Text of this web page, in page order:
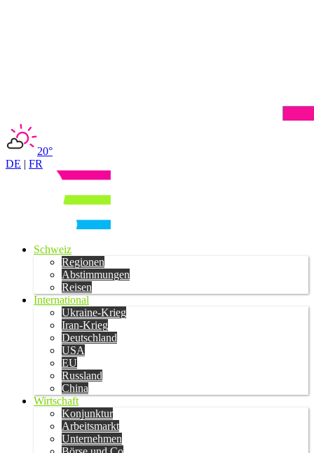
20°
DE | FR
Schweiz
Regionen
Abstimmungen
Reisen
International
Ukraine-Krieg
Iran-Krieg
Deutschland
USA
EU
Russland
China
Wirtschaft
Konjunktur
Arbeitsmarkt
Unternehmen